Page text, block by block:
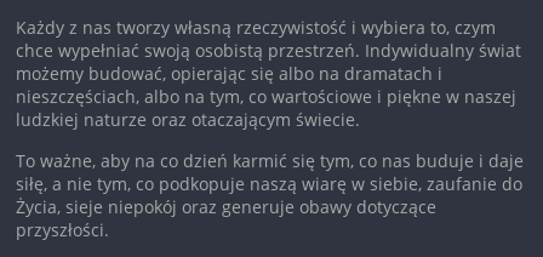
Każdy z nas tworzy własną rzeczywistość i wybiera to, czym
chce wypełniać swoją osobistą przestrzeń. Indywidualny świat
możemy budować, opierając się albo na dramatach i
nieszczęściach, albo na tym, co wartościowe i piękne w naszej
ludzkiej naturze oraz otaczającym świecie.
To ważne, aby na co dzień karmić się tym, co nas buduje i daje
siłę, a nie tym, co podkopuje naszą wiarę w siebie, zaufanie do
Życia, sieje niepokój oraz generuje obawy dotyczące
przyszłości.